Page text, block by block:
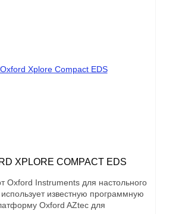
XPLORE COMPACT EDS
Oxford Instruments для настольного
известную программную
Oxford AZtec для